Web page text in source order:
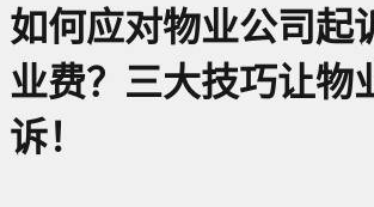
如何应对物业公司起
业费？三大技巧让物
诉！